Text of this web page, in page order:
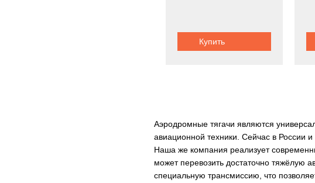
Купить
Аэродромные тягачи являются
авиационной техники. Сейчас в России
Наша же компания реализует
может перевозить достаточно тяжёлую
специальную трансмиссию, что